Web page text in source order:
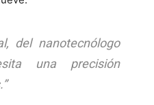
del nanotecnólogo
una precisión